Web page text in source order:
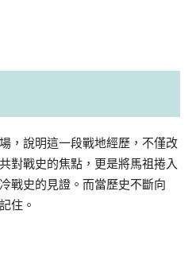
，說明這一段戰地經歷，不僅改
對戰史的焦點，更是將馬祖捲入
戰史的見證。而當歷史不斷向
住。